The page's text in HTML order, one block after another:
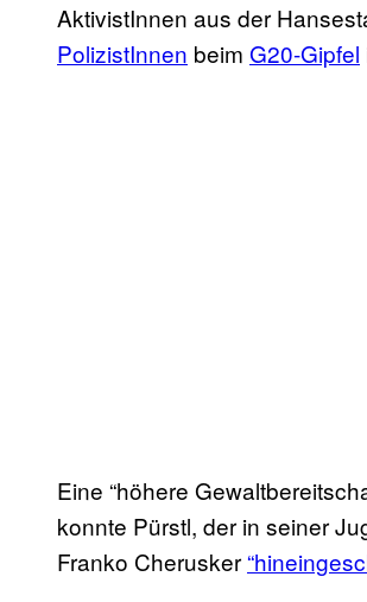
AktivistInnen aus der
PolizistInnen beim G20-Gipfel
Eine “höhere
konnte Pürstl, der in seiner
Franko Cherusker